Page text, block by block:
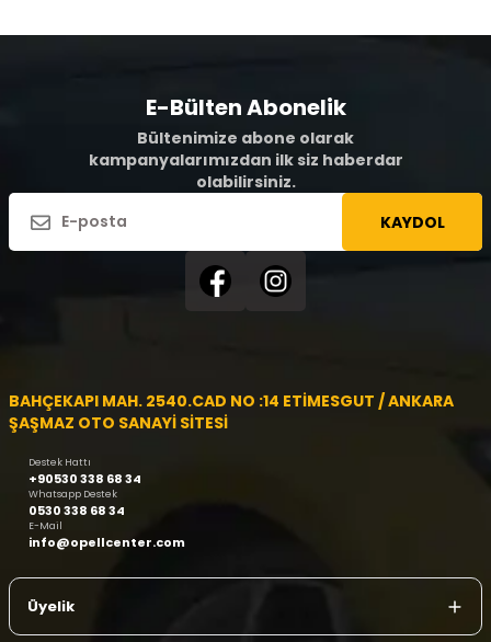
E-Bülten Abonelik
Bültenimize abone olarak
kampanyalarımızdan ilk siz haberdar
olabilirsiniz.
KAYDOL
BAHÇEKAPI MAH. 2540.CAD NO :14 ETİMESGUT / ANKARA
ŞAŞMAZ OTO SANAYİ SİTESİ
Destek Hattı
+90530 338 68 34
Whatsapp Destek
0530 338 68 34
E-Mail
info@opellcenter.com
Üyelik